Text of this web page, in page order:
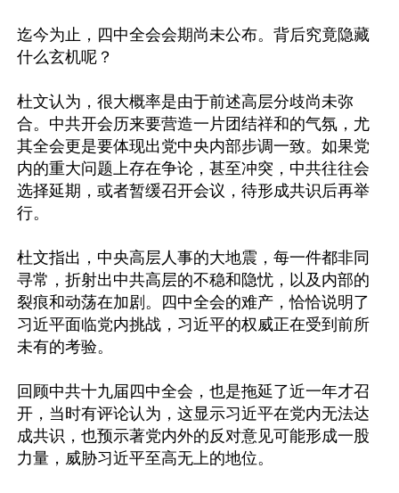
迄今为止，四中全会会期尚未公布。背后究竟隐藏
什么玄机呢？
杜文认为，很大概率是由于前述高层分歧尚未弥
合。中共开会历来要营造一片团结祥和的气氛，尤
其全会更是要体现出党中央内部步调一致。如果党
内的重大问题上存在争论，甚至冲突，中共往往会
选择延期，或者暂缓召开会议，待形成共识后再举
行。
杜文指出，中央高层人事的大地震，每一件都非同
寻常，折射出中共高层的不稳和隐忧，以及内部的
裂痕和动荡在加剧。四中全会的难产，恰恰说明了
习近平面临党内挑战，习近平的权威正在受到前所
未有的考验。
回顾中共十九届四中全会，也是拖延了近一年才召
开，当时有评论认为，这显示习近平在党内无法达
成共识，也预示著党内外的反对意见可能形成一股
力量，威胁习近平至高无上的地位。